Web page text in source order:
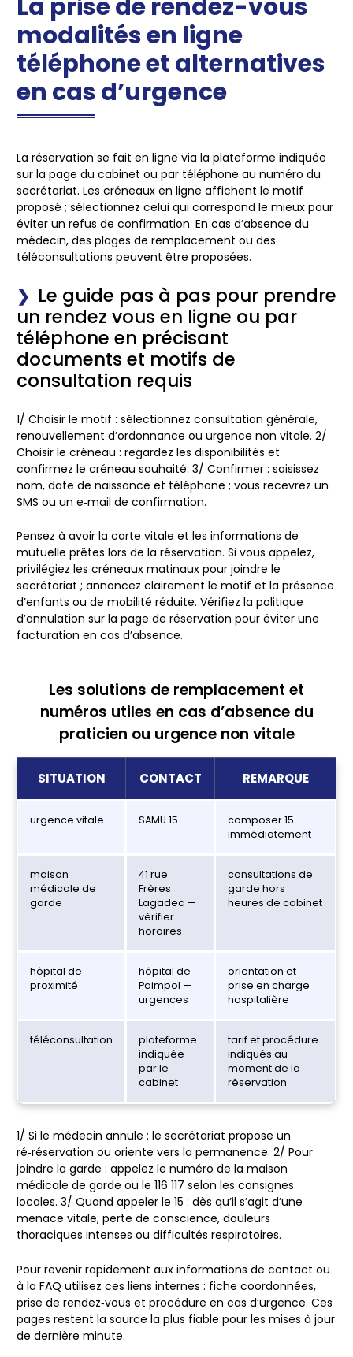
La prise de rendez-vous
modalités en ligne
téléphone et alternatives
en cas d’urgence
La réservation se fait en ligne via la plateforme indiquée
sur la page du cabinet ou par téléphone au numéro du
secrétariat. Les créneaux en ligne affichent le motif
proposé ; sélectionnez celui qui correspond le mieux pour
éviter un refus de confirmation. En cas d’absence du
médecin, des plages de remplacement ou des
téléconsultations peuvent être proposées.
Le guide pas à pas pour prendre
un rendez vous en ligne ou par
téléphone en précisant
documents et motifs de
consultation requis
1/ Choisir le motif : sélectionnez consultation générale,
renouvellement d’ordonnance ou urgence non vitale. 2/
Choisir le créneau : regardez les disponibilités et
confirmez le créneau souhaité. 3/ Confirmer : saisissez
nom, date de naissance et téléphone ; vous recevrez un
SMS ou un e‑mail de confirmation.
Pensez à avoir la carte vitale et les informations de
mutuelle prêtes lors de la réservation. Si vous appelez,
privilégiez les créneaux matinaux pour joindre le
secrétariat ; annoncez clairement le motif et la présence
d’enfants ou de mobilité réduite. Vérifiez la politique
d’annulation sur la page de réservation pour éviter une
facturation en cas d’absence.
Les solutions de remplacement et
numéros utiles en cas d’absence du
praticien ou urgence non vitale
SITUATION CONTACT REMARQUE
urgence vitale SAMU 15
composer 15
immédiatement
maison
médicale de
garde
41 rue
Frères
Lagadec —
vérifier
horaires
consultations de
garde hors
heures de cabinet
hôpital de
proximité
hôpital de
Paimpol —
urgences
orientation et
prise en charge
hospitalière
téléconsultation
plateforme
indiquée
par le
cabinet
tarif et procédure
indiqués au
moment de la
réservation
1/ Si le médecin annule : le secrétariat propose un
ré‑réservation ou oriente vers la permanence. 2/ Pour
joindre la garde : appelez le numéro de la maison
médicale de garde ou le 116 117 selon les consignes
locales. 3/ Quand appeler le 15 : dès qu’il s’agit d’une
menace vitale, perte de conscience, douleurs
thoraciques intenses ou difficultés respiratoires.
Pour revenir rapidement aux informations de contact ou
à la FAQ utilisez ces liens internes : fiche coordonnées,
prise de rendez‑vous et procédure en cas d’urgence. Ces
pages restent la source la plus fiable pour les mises à jour
de dernière minute.